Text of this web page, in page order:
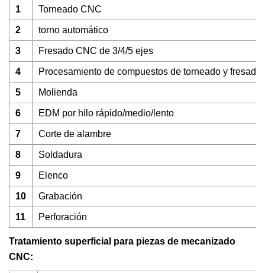
1 Torneado CNC
2 torno automático
3 Fresado CNC de 3/4/5 ejes
4 Procesamiento de compuestos de torneado y fresado
5 Molienda
6 EDM por hilo rápido/medio/lento
7 Corte de alambre
8 Soldadura
9 Elenco
10 Grabación
11 Perforación
Tratamiento superficial para piezas de mecanizado
CNC: